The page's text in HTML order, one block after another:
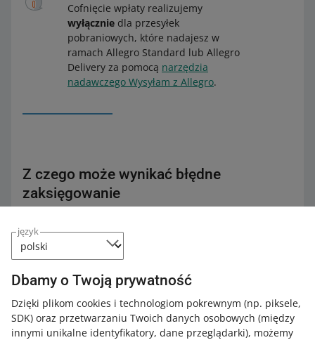
język
Dbamy o Twoją prywatność
Dzięki plikom cookies i technologiom pokrewnym (np. piksele,
SDK) oraz przetwarzaniu Twoich danych osobowych (między
innymi unikalne identyfikatory, dane przeglądarki), możemy
Cofnięcie wpłaty realizujemy
wyłącznie dla przesyłek
pobraniowych, które nadajesz w
ramach Allegro Standard lub Allegro
Delivery za pomocą narzędzia
nadawczego Wysyłam z Allegro.
Z czego może wynikać błędne
zaksięgowanie
Do takiej sytuacji może dojść, jeśli:
nadajesz przesyłki pobraniowe do kilku zamówień
przykład na 2 etykietach – wtedy możemy 2 razy
przewoźnik zaznaczył, że dostarczył paczkę odbiorcy –
choć w rzeczywistości została do Ciebie zwrócona.